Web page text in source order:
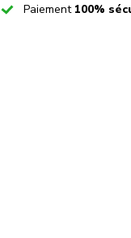
CheckedPaiement 100%